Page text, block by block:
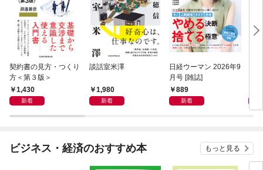
契約書の見方・つくり
方＜第３版＞
1,430
新着
談話室米澤
1,980
新着
日経ウーマン 2026年9
月号 [雑誌]
889
新着
ビジネス・経済のおすすめ本 もっと見る